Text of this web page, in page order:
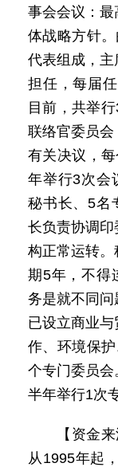
事会会议：
体战略方针
代表组成，
担任，每届
目前，共举
联络官委员
有关决议，
年举行3次会
秘书长、5名
长负责协调
构正常运转
期5年，不得
务是就不同
已设立商业
作、环境保
个专门委员
半年举行1次
【资金
从1995年起